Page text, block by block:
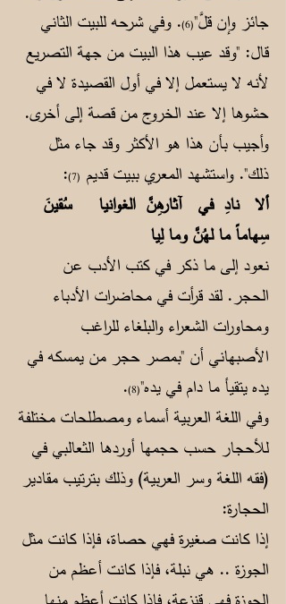
جائز وإن قلَّ"(6)
. وفي شرحه للبيت الثاني
قال: "وقد عيب هذا البيت من جهة التصريع
لأنه لا يستعمل إلا في أول القصيدة لا في
حشوها إلا عند الخروج من قصة إلى أخرى.
وأجيب بأن هذا هو الأكثر وقد جاء مثل
ذلك". واستشهد المعري ببيت قديم (7)
:
ألا نادِ في آثارهِنَّ الغوانياسُقينَ
سِهاماً ما لهُنَّ وما لِيا
نعود إلى ما ذكر في كتب الأدب عن
الحجر. لقد قرأت في محاضرات الأدباء
ومحاورات الشعراء والبلغاء للراغب
الأصبهاني أن "بمصر حجر من يمسكه في
يده يتقيأ ما دام في يده"(8)
.
وفي اللغة العربية أسماء ومصطلحات مختلفة
للأحجار حسب حجمها أوردها الثعالبي في
(فقه اللغة وسر العربية) وذلك بترتيب مقادير
الحجارة:
إذا كانت صغيرة فهي حصاة، فإذا كانت مثل
الجوزة .. هي نبلة، فإذا كانت أعظم من